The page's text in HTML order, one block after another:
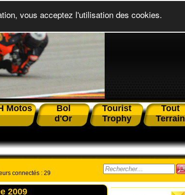
Motos
Bol
d'Or
Tourist
Trophy
Tout
Terrain
connectés : 29
2009
vous acceptez l'utilisation des cookies.